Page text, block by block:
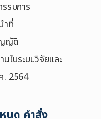
รมการ
าที่
ญญัติ
ในระบบวิจัยและ
. 2564
นด คำสั่ง